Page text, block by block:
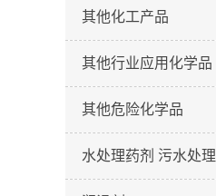
其他化工产品
其他行业应用化学品
其他危险化学品
水处理药剂 污水处理